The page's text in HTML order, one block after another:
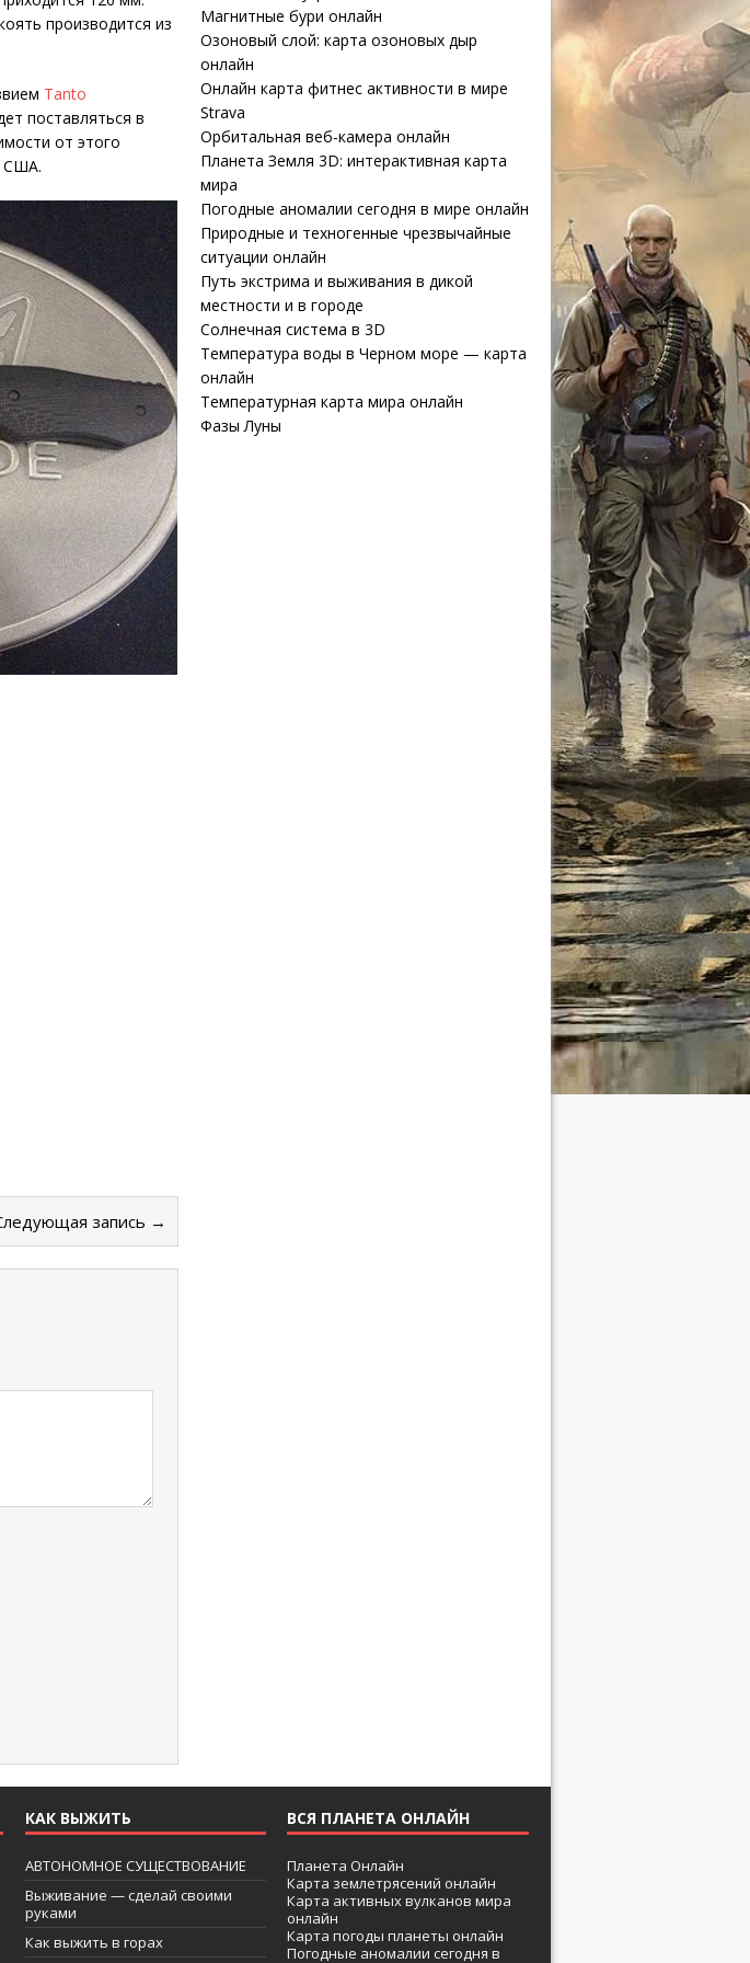
производится из
Tanto
поставляться в
от этого
США.
запись →
Магнитные бури онлайн
Озоновый слой: карта озоновых дыр
онлайн
Онлайн карта фитнес активности в мире
Strava
Орбитальная веб-камера онлайн
Планета Земля 3D: интерактивная карта
мира
Погодные аномалии сегодня в мире онлайн
Природные и техногенные чрезвычайные
ситуации онлайн
Путь экстрима и выживания в дикой
местности и в городе
Солнечная система в 3D
Температура воды в Черном море — карта
онлайн
Температурная карта мира онлайн
Фазы Луны
КАК ВЫЖИТЬ
АВТОНОМНОЕ СУЩЕСТВОВАНИЕ
Выживание — сделай своими
руками
Как выжить в горах
ВСЯ ПЛАНЕТА ОНЛАЙН
Планета Онлайн
Карта землетрясений онлайн
Карта активных вулканов мира
онлайн
Карта погоды планеты онлайн
Погодные аномалии сегодня в